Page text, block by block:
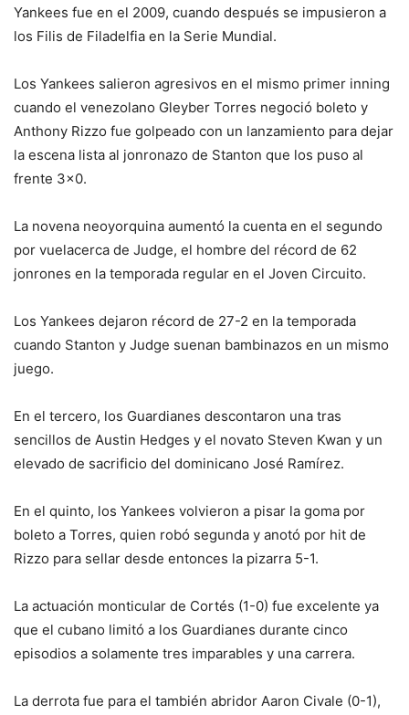
Yankees fue en el 2009, cuando después se impusieron a
los Filis de Filadelfia en la Serie Mundial.
Los Yankees salieron agresivos en el mismo primer inning
cuando el venezolano Gleyber Torres negoció boleto y
Anthony Rizzo fue golpeado con un lanzamiento para dejar
la escena lista al jonronazo de Stanton que los puso al
frente 3×0.
La novena neoyorquina aumentó la cuenta en el segundo
por vuelacerca de Judge, el hombre del récord de 62
jonrones en la temporada regular en el Joven Circuito.
Los Yankees dejaron récord de 27-2 en la temporada
cuando Stanton y Judge suenan bambinazos en un mismo
juego.
En el tercero, los Guardianes descontaron una tras
sencillos de Austin Hedges y el novato Steven Kwan y un
elevado de sacrificio del dominicano José Ramírez.
En el quinto, los Yankees volvieron a pisar la goma por
boleto a Torres, quien robó segunda y anotó por hit de
Rizzo para sellar desde entonces la pizarra 5-1.
La actuación monticular de Cortés (1-0) fue excelente ya
que el cubano limitó a los Guardianes durante cinco
episodios a solamente tres imparables y una carrera.
La derrota fue para el también abridor Aaron Civale (0-1),